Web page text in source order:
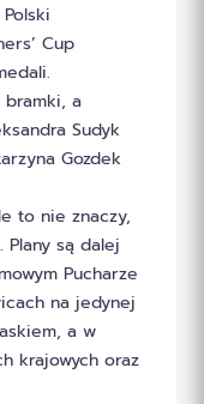
Cup
bramki, a
Sudyk
Gozdek
to nie znaczy,
są dalej
Pucharze
na jedynej
a w
krajowych oraz